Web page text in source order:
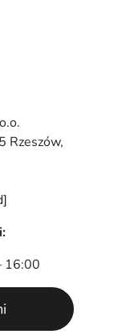
Rzeszów,
16:00